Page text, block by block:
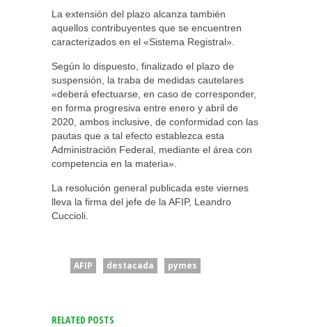
La extensión del plazo alcanza también
aquellos contribuyentes que se encuentren
caracterizados en el «Sistema Registral».
Según lo dispuesto, finalizado el plazo de
suspensión, la traba de medidas cautelares
«deberá efectuarse, en caso de corresponder,
en forma progresiva entre enero y abril de
2020, ambos inclusive, de conformidad con las
pautas que a tal efecto establezca esta
Administración Federal, mediante el área con
competencia en la materia».
La resolución general publicada este viernes
lleva la firma del jefe de la AFIP, Leandro
Cuccioli.
AFIP destacada pymes
RELATED POSTS